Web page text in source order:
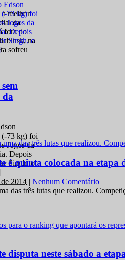
melhor
da
fora do
na
sofreu
da
(-73 kg) foi
Jogos da
Depois
Singh, o
é quinta colocada na
2014 | Nenhum Comentário
das três lutas que realizou.
disputa neste sábado a